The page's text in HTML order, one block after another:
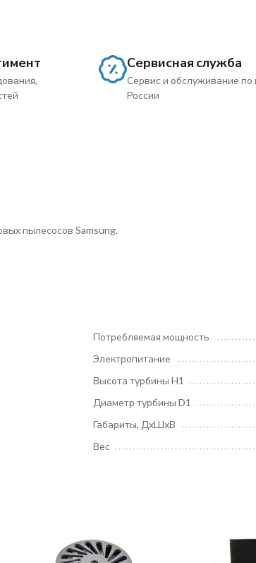
Сервисная служба
Сервис и обслуживание по
России
пылесосов Samsung.
Потребляемая мощность
Электропитание
Высота турбины H1
Диаметр турбины D1
Габариты, ДхШхВ
Вес